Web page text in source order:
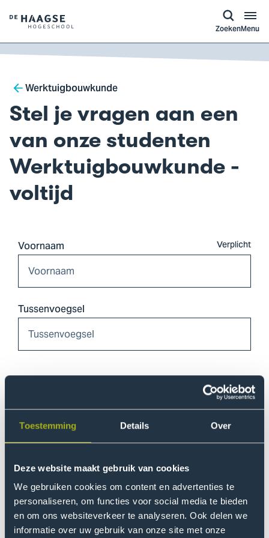
Toestemming Details Over
Deze website maakt gebruik van cookies
We gebruiken cookies om content en advertenties te
personaliseren, om functies voor social media te bieden
en om ons websiteverkeer te analyseren. Ook delen we
informatie over uw gebruik van onze site met onze
Logo
van
De
Hogeschool,
ga
naar
de
homepagina
ZoekenMenu
Breadcrumb
Werktuigbouwkunde
Stel je vragen aan een
van onze studenten
Werktuigbouwkunde -
voltijd
Voornaam
Tussenvoegsel
Telefoonnummer
E-mailadres